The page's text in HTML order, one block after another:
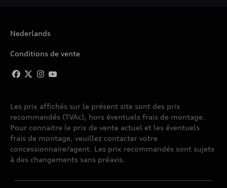
Nederlands
Conditions de vente
Les prix affichés sur le présent site sont des prix
recommandés (TVAc), hors éventuels frais de montage.
Pour connaitre le prix de vente actuel et les éventuels
frais de montage, veuillez contacter votre
concessionnaire/agent. Les prix recommandés sont sujets
à des changements sans préavis.